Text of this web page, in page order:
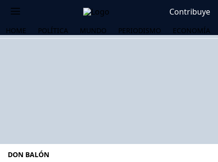
Contribuye
HOME POLÍTICA MUNDO PERIODISMO ECONOMÍA
DON BALÓN